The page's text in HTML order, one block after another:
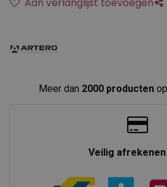
Meer dan 2000 producten op
Veilig